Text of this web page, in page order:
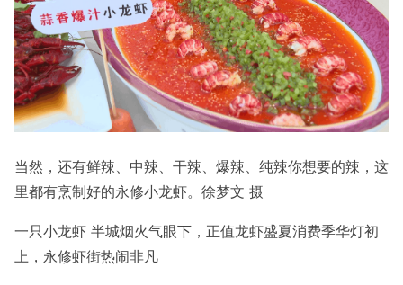
当然，还有鲜辣、中辣、干辣、爆辣、纯辣你想要的辣，这
里都有烹制好的永修小龙虾。徐梦文 摄
一只小龙虾 半城烟火气眼下，正值龙虾盛夏消费季华灯初
上，永修虾街热闹非凡